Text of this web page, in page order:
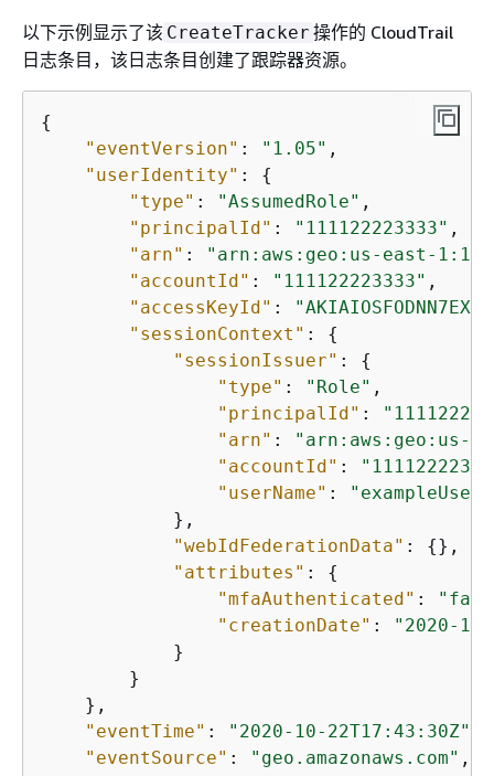
以下示例显示了该 CreateTracker 操作的 CloudTrail
日志条目，该日志条目创建了跟踪器资源。
{
"eventVersion" : "1.05" ,
"userIdentity" : {
"type" : "AssumedRole" ,
"principalId" : "111122223333" ,
"arn" :
"arn:aws:geo:us-east-
"accountId" : "111122223333" ,
"accessKeyId" :
"sessionContext" : {
"sessionIssuer" : {
"type" : "Role" ,
"principalId" :
"arn" :
"arn:aws:geo:us-
"accountId" :
"userName" :
"exampleUser"
            },
"webIdFederationData" : {},
"attributes" : {
"mfaAuthenticated" :
"creationDate" :
"2020-
            }
        }
    },
"eventTime" : "2020-10-22T17:43:30Z"
"eventSource" : "geo.amazonaws.com" ,